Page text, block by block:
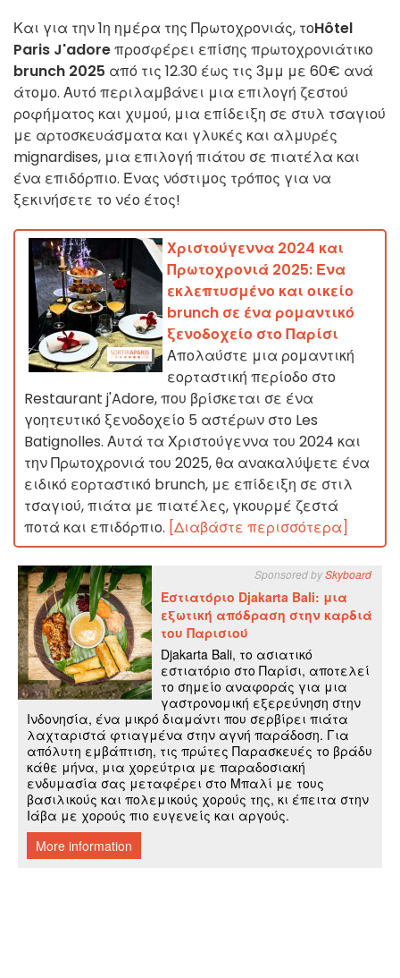
Και για την 1η ημέρα της Πρωτοχρονιάς, τοHôtel
Paris J'adoreπροσφέρει επίσης πρωτοχρονιάτικο
brunch 2025 από τις 12.30 έως τις 3μμ με 60€ ανά
άτομο. Αυτό περιλαμβάνει μια επιλογή ζεστού
ροφήματος και χυμού, μια επίδειξη σε στυλ τσαγιού
με αρτοσκευάσματα και γλυκές και αλμυρές
mignardises, μια επιλογή πιάτου σε πιατέλα και
ένα επιδόρπιο. Ένας νόστιμος τρόπος για να
ξεκινήσετε το νέο έτος!
Χριστούγεννα 2024 και
Πρωτοχρονιά 2025: Ένα
εκλεπτυσμένο και οικείο
brunch σε ένα ρομαντικό
ξενοδοχείο στο Παρίσι
Απολαύστε μια ρομαντική
εορταστική περίοδο στο
Restaurant j'Adore, που βρίσκεται σε ένα
γοητευτικό ξενοδοχείο 5 αστέρων στο Les
Batignolles. Αυτά τα Χριστούγεννα του 2024 και
την Πρωτοχρονιά του 2025, θα ανακαλύψετε ένα
ειδικό εορταστικό brunch, με επίδειξη σε στιλ
τσαγιού, πιάτα με πιατέλες, γκουρμέ ζεστά
ποτά και επιδόρπιο. [Διαβάστε περισσότερα]